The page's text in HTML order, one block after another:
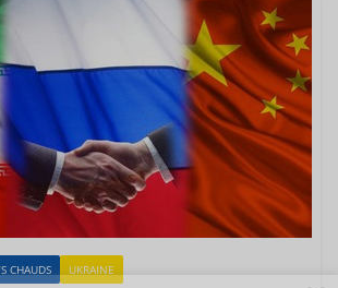
CHAUDS UKRAINE